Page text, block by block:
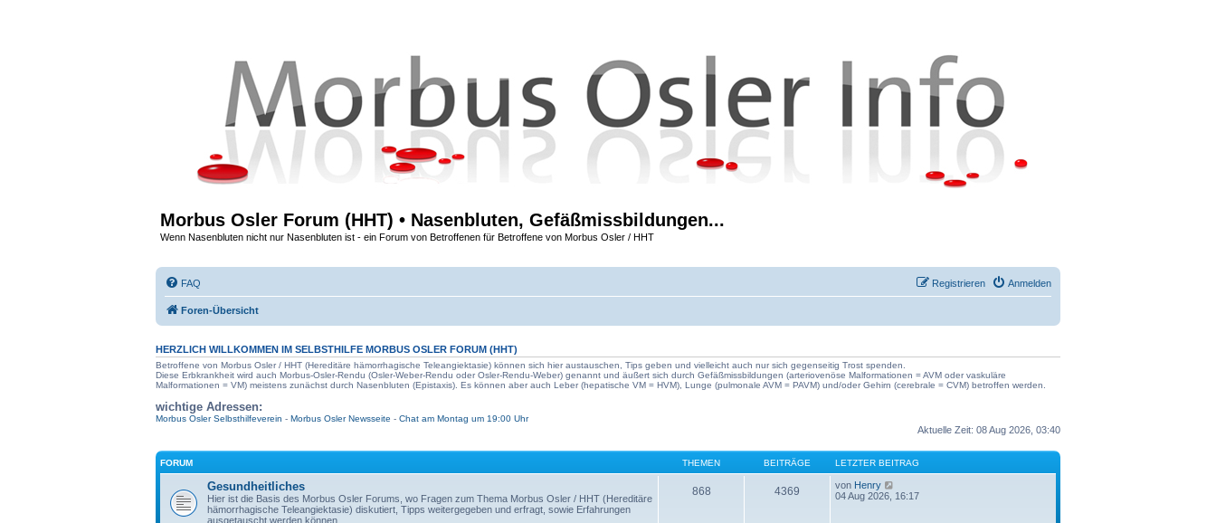
Morbus Osler Forum (HHT) • Nasenbluten, Gefäßmissbildungen...
Wenn Nasenbluten nicht nur Nasenbluten ist - ein Forum von Betroffenen für Betroffene von Morbus Osler / HHT
FAQ Anmelden
Registrieren
Foren-Übersicht
HERZLICH WILLKOMMEN IM SELBSTHILFE MORBUS OSLER FORUM (HHT)
Betroffene von Morbus Osler / HHT (Hereditäre hämorrhagische Teleangiektasie) können sich hier austauschen, Tips geben und vielleicht auch nur sich gegenseitig Trost spenden.
Diese Erbkrankheit wird auch Morbus-Osler-Rendu (Osler-Weber-Rendu oder Osler-Rendu-Weber) genannt und äußert sich durch Gefäßmissbildungen (arteriovenöse Malformationen = AVM oder vaskuläre
Malformationen = VM) meistens zunächst durch Nasenbluten (Epistaxis). Es können aber auch Leber (hepatische VM = HVM), Lunge (pulmonale AVM = PAVM) und/oder Gehirn (cerebrale = CVM) betroffen werden.
wichtige Adressen:
Morbus Osler Selbsthilfeverein - Morbus Osler Newsseite - Chat am Montag um 19:00 Uhr
Aktuelle Zeit: 08 Aug 2026, 03:40
FORUM THEMEN BEITRÄGE LETZTER BEITRAG
Gesundheitliches
Hier ist die Basis des Morbus Osler Forums, wo Fragen zum Thema Morbus Osler / HHT (Hereditäre
hämorrhagische Teleangiektasie) diskutiert, Tipps weitergegeben und erfragt, sowie Erfahrungen
ausgetauscht werden können.
868 4369 von Henry
e
04 Aug 2026, 16:17